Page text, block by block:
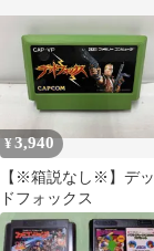
¥3,940
【※箱説なし※】デッ
ドフォックス